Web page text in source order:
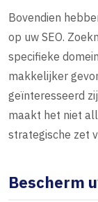
Bovendien
op uw SEO.
specifieke
makkelijker
geïnteresseerd
maakt het niet
strategische zet
Bescherm